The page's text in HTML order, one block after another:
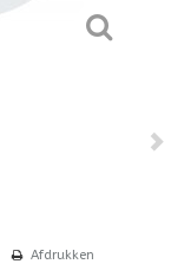
Afdrukken